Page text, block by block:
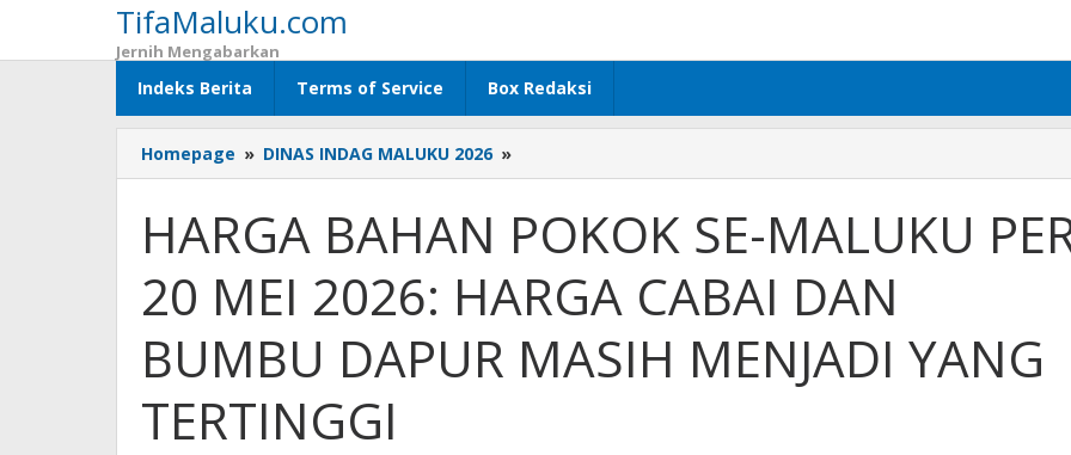
konten
TifaMaluku.com
Jernih Mengabarkan
Indeks Berita Terms of Service Box Redaksi
Homepage » DINAS INDAG MALUKU 2026 »
BAHAN
SE-
MALUKU
PER
20
2026:
HARGA
HARGA BAHAN POKOK SE-MALUKU
20 MEI 2026: HARGA CABAI DAN
BUMBU DAPUR MASIH MENJADI YANG
TERTINGGI